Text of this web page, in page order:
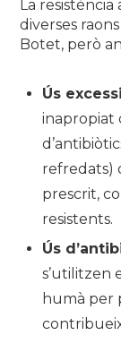
La
diverses
Botet, però
Ús
inapropiat
refredats)
prescrit,
resistents.
Ús
s’utilitzen
humà per